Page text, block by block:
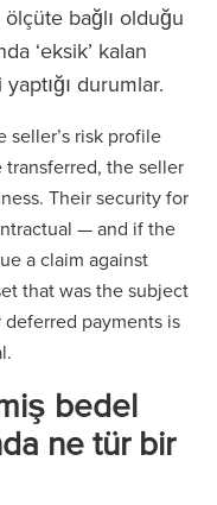
bağlı olduğu
‘eksik’ kalan
durumlar.
seller’s risk profile
transferred, the seller
Their security for
— and if the
a claim against
that was the subject
payments is
bedel
ne tür bir